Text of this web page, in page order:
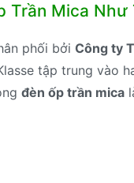
Trần Mica Như
phối bởi Công ty
tập trung vào
đèn ốp trần mica